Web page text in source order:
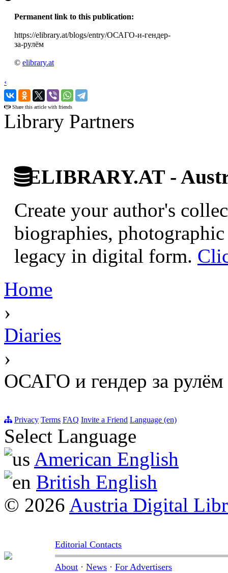
Permanent link to this publication:
https://elibrary.at/blogs/entry/ОСАГО-и-гендер-
за-рулём
© elibrary.at
‹
›
Share this article with friends
Library Partners
ELIBRARY.AT -
Create your author's
biographies,
legacy in digital form.
Home
›
Diaries
›
ОСАГО и гендер за рулём
Privacy Terms FAQ Invite a Friend Language (en)
Select Language
American English
British English
© 2026 Austria Digital
Editorial Contacts
About · News · For Advertisers